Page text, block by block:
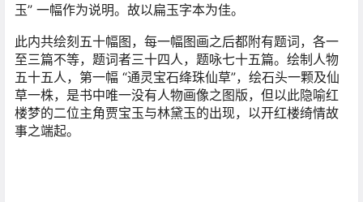
玉” 一幅作为说明。故以扁玉字本为佳。
此内共绘刻五十幅图，每一幅图画之后都附有题词，各一
至三篇不等，题词者三十四人，题咏七十五篇。绘制人物
五十五人，第一幅 “通灵宝石绛珠仙草”，绘石头一颗及仙
草一株，是书中唯一没有人物画像之图版，但以此隐喻红
楼梦的二位主角贾宝玉与林黛玉的出现，以开红楼绮情故
事之端起。